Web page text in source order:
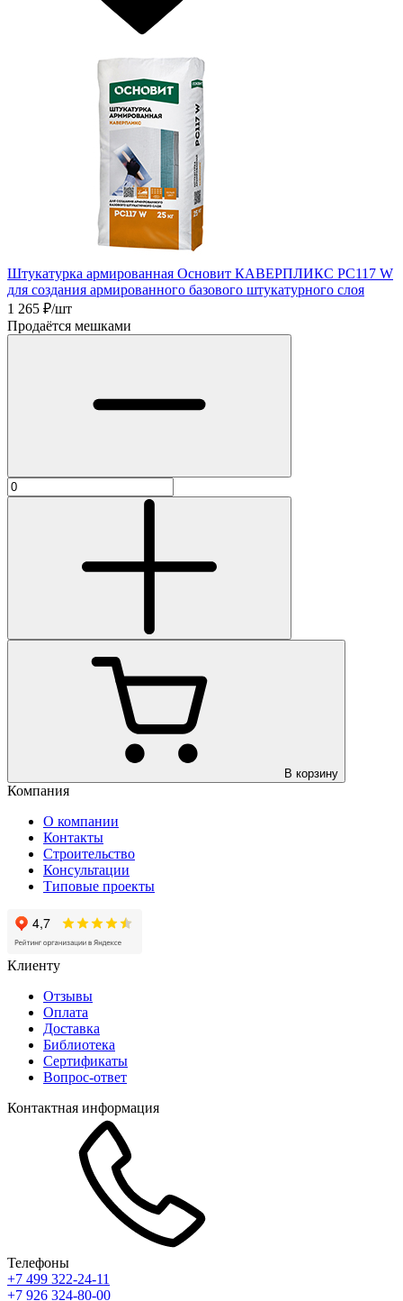
Штукатурка армированная Основит КАВЕРПЛИКС PС117 W
для создания армированного базового штукатурного слоя
1 265 ₽/шт
Продаётся мешками
В корзину
Компания
О компании
Контакты
Строительство
Консультации
Типовые проекты
Клиенту
Отзывы
Оплата
Доставка
Библиотека
Сертификаты
Вопрос-ответ
Контактная информация
Телефоны
+7 499 322-24-11
+7 926 324-80-00